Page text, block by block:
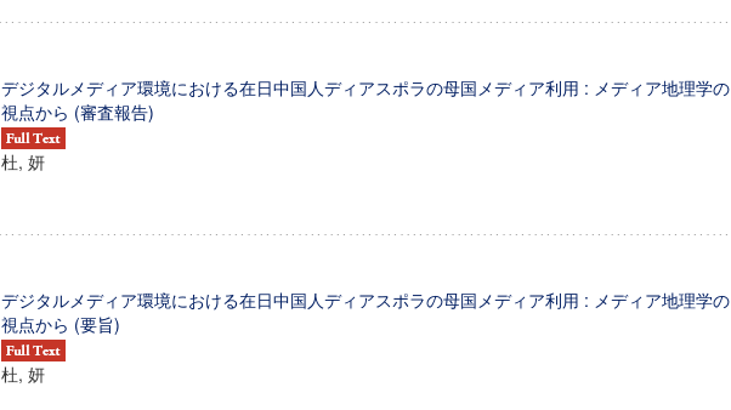
デジタルメディア環境における在日中国人ディアスポラの母国メディア利用 : メディア地理学の
視点から (審査報告)
杜, 妍
デジタルメディア環境における在日中国人ディアスポラの母国メディア利用 : メディア地理学の
視点から (要旨)
杜, 妍